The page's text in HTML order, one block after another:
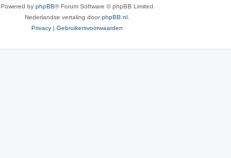
Powered by phpBB® Forum Software © phpBB Limited
Nederlandse vertaling doorphpBB.nl
Privacy | Gebruikersvoorwaarden